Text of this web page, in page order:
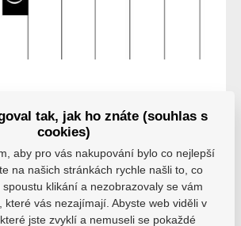
od ověřených uživatelů. Hodnotit
pouze registrovaní uživatelé, kteří si
tak, jak ho znáte (souhlas s
cookies)
aby pro vás nakupování bylo co nejlepší
na našich stránkách rychle našli to, co
klikání a nezobrazovaly se vám
které vás nezajímají. Abyste web viděli v
jste zvyklí a nemuseli se pokaždé